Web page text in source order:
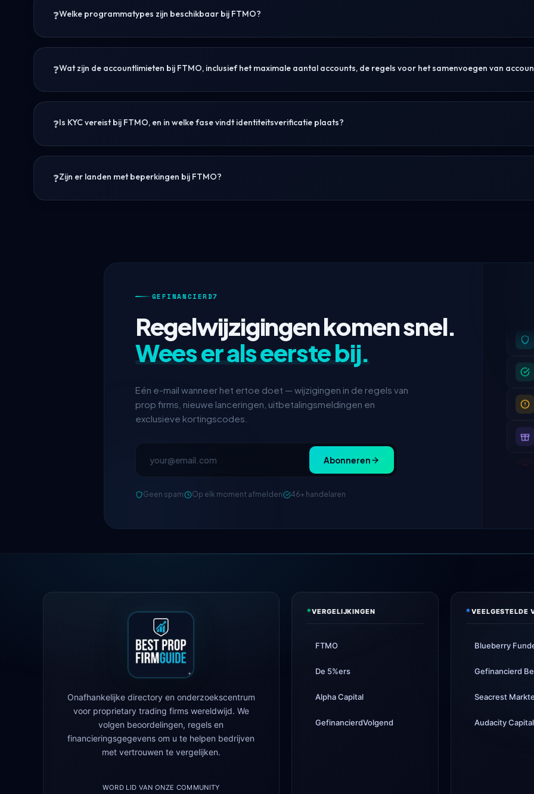
Welke programmatypes zijn beschikbaar bij FTMO?
Wat zijn de accountlimieten bij FTMO, inclusief het maximale aantal accounts, de regels voor het samenvoegen van
Is KYC vereist bij FTMO, en in welke fase vindt identiteitsverificatie plaats?
Zijn er landen met beperkingen bij FTMO?
GEFINANCIERD7
Regelwijzigingen komen snel.
Wees er als eerste bij.
Eén e-mail wanneer het ertoe doet — wijzigingen in de regels van
prop firms, nieuwe lanceringen, uitbetalingsmeldingen en
exclusieve kortingscodes.
Abonneren
Geen spam Op elk moment afmelden 46+ handelaren
Onafhankelijke directory en onderzoekscentrum
voor proprietary trading firms wereldwijd. We
volgen beoordelingen, regels en
financieringsgegevens om u te helpen bedrijven
met vertrouwen te vergelijken.
WORD LID VAN ONZE COMMUNITY
*VERGELIJKINGEN
FTMO
De 5%ers
Alpha Capital
GefinancierdVolgend
*VEELGESTELDE
Blueberry
Gefinancierd
Seacrest
Audacity Capital